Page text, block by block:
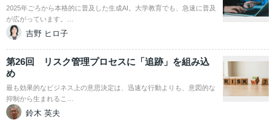
2025年ごろから本格的に普及した生成AI。大学教育でも、急速に普及
が広がっています。…
吉野 ヒロ子
第26回 リスク管理プロセスに「追跡」を組み込
め
最も効果的なビジネス上の意思決定は、迅速な行動よりも、意図的な
抑制から生まれるこ…
鈴木 英夫